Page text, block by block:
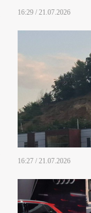
16:29 / 21.07.2026
16:27 / 21.07.2026